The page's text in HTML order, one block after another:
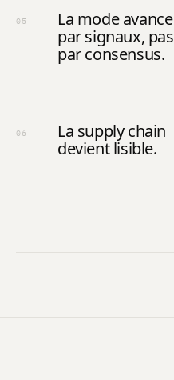
05
La mode avance
par signaux, pas
par consensus.
06
La supply chain
devient lisible.